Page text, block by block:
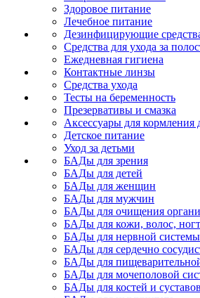
Здоровое питание
Лечебное питание
Дезинфицирующие
Средства для ухода за
Ежедневная гигиена
Контактные линзы
Средства ухода
Тесты на беременность
Презервативы и смазка
Аксессуары для кормления
Детское питание
Уход за детьми
БАДы для зрения
БАДы для детей
БАДы для женщин
БАДы для мужчин
БАДы для очищения
БАДы для кожи, волос,
БАДы для нервной системы
БАДы для сердечно
БАДы для
БАДы для мочеполовой
БАДы для костей и суставов